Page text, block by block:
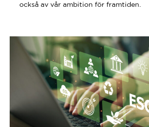
också av vår ambition för framtiden.